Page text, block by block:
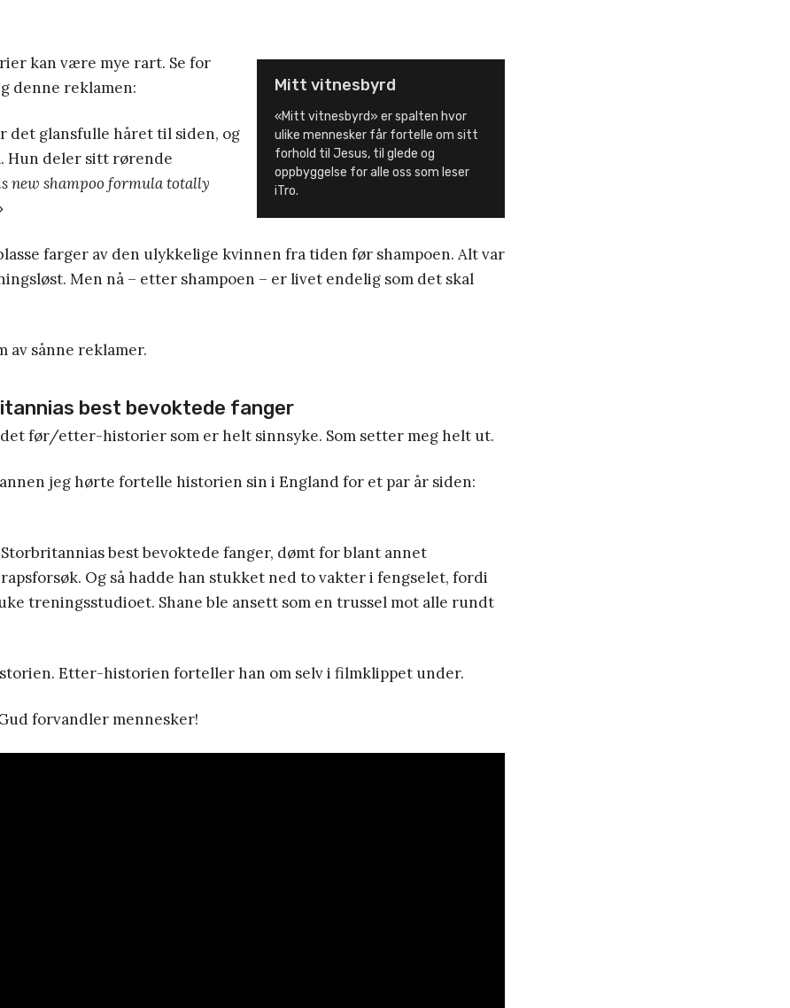
Mitt vitnesbyrd
«Mitt vitnesbyrd» er spalten hvor
ulike mennesker får fortelle om sitt
forhold til Jesus, til glede og
oppbyggelse for alle oss som leser
iTro.
kan være mye rart. Se for
denne reklamen:
det glansfulle håret til siden, og
Hun deler sitt rørende
new shampoo formula totally
farger av den ulykkelige kvinnen fra tiden før shampoen. Alt var
Men nå – etter shampoen – er livet endelig som det skal
av sånne reklamer.
best bevoktede fanger
før/etter-historier som er helt sinnsyke. Som setter meg helt ut.
jeg hørte fortelle historien sin i England for et par år siden:
Storbritannias best bevoktede fanger, dømt for blant annet
Og så hadde han stukket ned to vakter i fengselet, fordi
treningsstudioet. Shane ble ansett som en trussel mot alle rundt
Etter-historien forteller han om selv i filmklippet under.
forvandler mennesker!